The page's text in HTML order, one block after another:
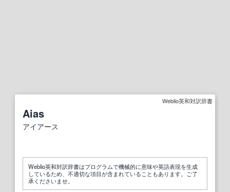
Weblio英和対訳辞書
Aias
アイアース
Weblio英和対訳辞書はプログラムで機械的に意味や英語表現を生成
しているため、不適切な項目が含まれていることもあります。ご了
承くださいませ。